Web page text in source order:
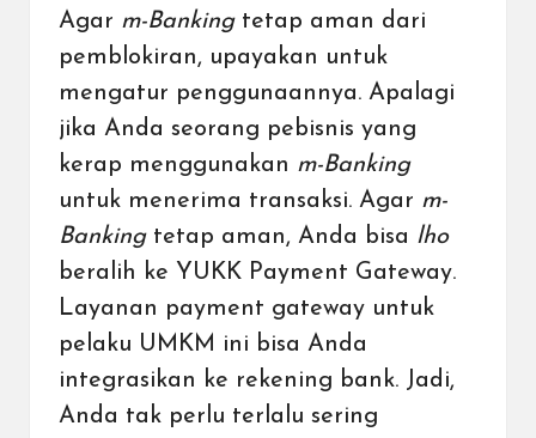
Agar m-Banking tetap aman dari
pemblokiran, upayakan untuk
mengatur penggunaannya. Apalagi
jika Anda seorang pebisnis yang
kerap menggunakan m-Banking
untuk menerima transaksi. Agar m-
Bankingtetap aman, Anda bisa lho
beralih ke YUKK Payment Gateway.
Layanan payment gateway untuk
pelaku UMKM ini bisa Anda
integrasikan ke rekening bank. Jadi,
Anda tak perlu terlalu sering